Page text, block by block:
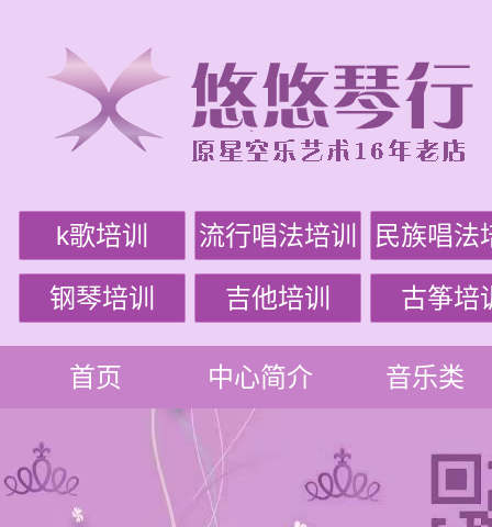
k歌培训 流行唱法培训 民族唱法
钢琴培训 吉他培训 古筝培
首页 中心简介 音乐类